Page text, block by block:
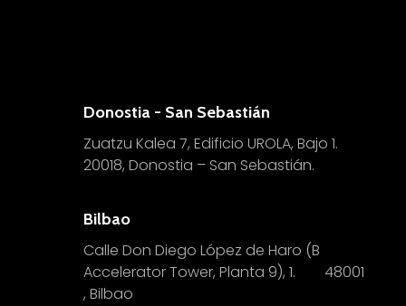
Donostia - San Sebastián
Zuatzu Kalea 7, Edificio UROLA, Bajo 1.
20018, Donostia – San Sebastián.
Bilbao
Calle Don Diego López de Haro (B
Accelerator Tower, Planta 9), 1. 48001
, Bilbao